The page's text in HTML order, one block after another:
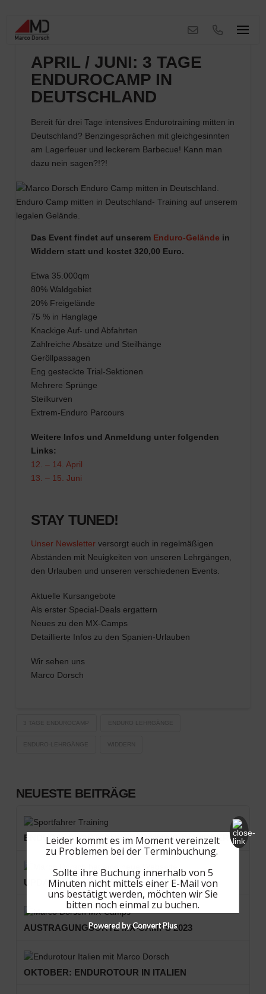
APRIL / JUNI: 3 TAGE
ENDUROCAMP IN
DEUTSCHLAND
Bereit für drei Tage intensives Endurotraining mitten in
Deutschland? Benzingesprächen mit gleichgesinnten
am Lagerfeuer und leckerem Barbecue! Kann man
dazu nein sagen?!?!
Enduro Camp mitten in Deutschland- Training auf unserem
legalen Gelände.
Das Event findet auf unserem Enduro-Gelände in
Widdern statt und kostet 320,00 Euro.
Etwa 35.000qm
80% Waldgebiet
20% Freigelände
75 % in Hanglage
Knackige Auf- und Abfahrten
Zahlreiche Absätze und Steilhänge
Geröllpassagen
Eng gesteckte Trial-Sektionen
Mehrere Sprünge
Steilkurven
Extrem-Enduro Parcours
Weitere Infos und Anmeldung unter folgenden
Links:
12. – 14. April
13. – 15. Juni
STAY TUNED!
Unser Newsletterversorgt euch in regelmäßigen
Abständen mit Neuigkeiten von unseren Lehrgängen,
den Urlauben und unseren verschiedenen Events.
Aktuelle Kursangebote
Als erster Special-Deals ergattern
Neues zu den MX-Camps
Detaillierte Infos zu den Spanien-Urlauben
Wir sehen uns
Marco Dorsch
3 TAGE ENDUROCAMP ENDURO LEHRGÄNGE
ENDURO-LEHRGÄNGE WIDDERN
NEUESTE BEITRÄGE
ENDURO: SPORTFAHRERTRAINING IN WIDDERN
UPDATE DER WEBSEITE
AUSTRAGUNGSORTE MX-CAMPS 2023
OKTOBER: ENDUROTOUR IN ITALIEN
Leider kommt es im Moment vereinzelt
zu Problemen bei der Terminbuchung.
Sollte ihre Buchung innerhalb von 5
Minuten nicht mittels einer E-Mail von
uns bestätigt werden, möchten wir Sie
bitten noch einmal zu buchen.
Powered by Convert Plus